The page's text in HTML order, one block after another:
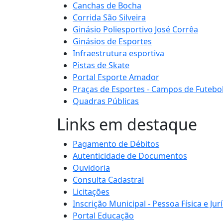
Canchas de Bocha
Corrida São Silveira
Ginásio Poliesportivo José Corrêa
Ginásios de Esportes
Infraestrutura esportiva
Pistas de Skate
Portal Esporte Amador
Praças de Esportes - Campos de Futebol
Quadras Públicas
Links em destaque
Pagamento de Débitos
Autenticidade de Documentos
Ouvidoria
Consulta Cadastral
Licitações
Inscrição Municipal - Pessoa Física e
Portal Educação